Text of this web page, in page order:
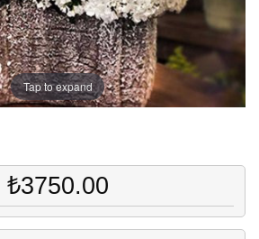
Tap to expand
₺3750.00